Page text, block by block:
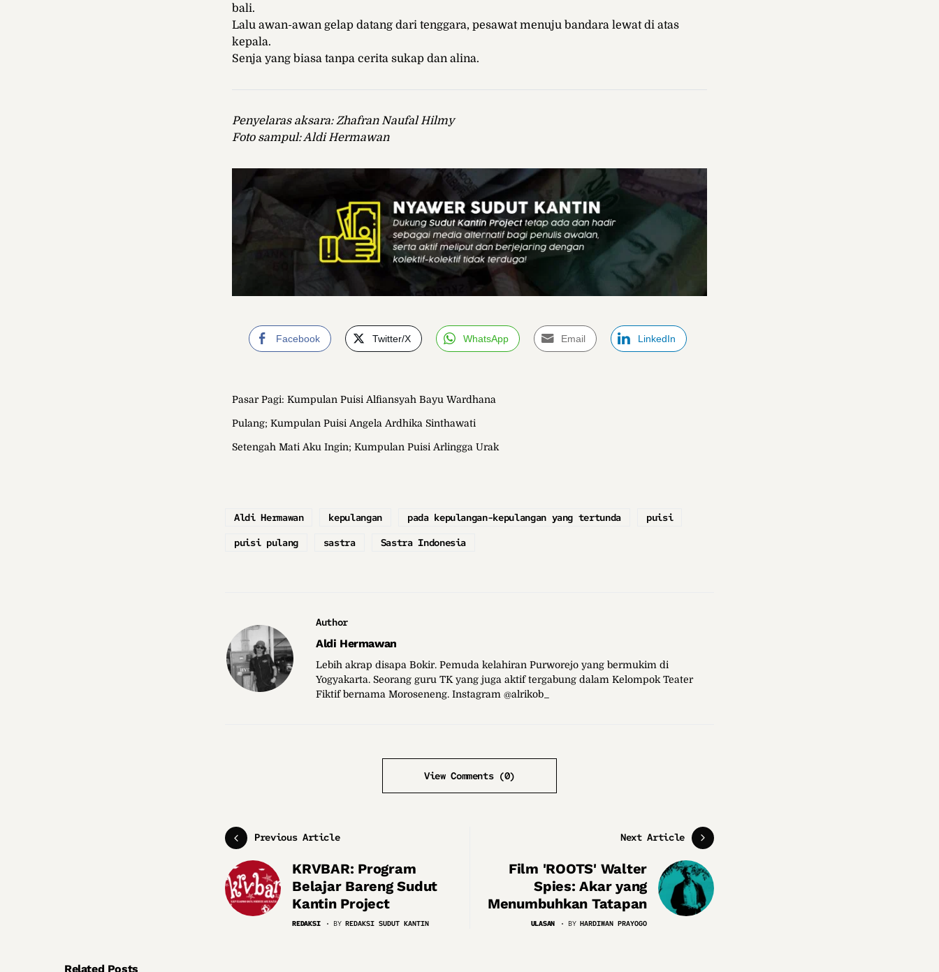
bali.
Lalu awan-awan gelap datang dari tenggara, pesawat menuju bandara lewat di atas
kepala.
Senja yang biasa tanpa cerita sukap dan alina.
Penyelaras aksara: Zhafran Naufal Hilmy
Foto sampul: Aldi Hermawan
Facebook Twitter/X WhatsApp Email LinkedIn
Pasar Pagi: Kumpulan Puisi Alfiansyah Bayu Wardhana
Pulang; Kumpulan Puisi Angela Ardhika Sinthawati
Setengah Mati Aku Ingin; Kumpulan Puisi Arlingga Urak
Aldi Hermawan kepulangan pada kepulangan-kepulangan yang tertunda
puisi
puisi pulang
sastra Sastra Indonesia
Author
Aldi Hermawan
Lebih akrap disapa Bokir. Pemuda kelahiran Purworejo yang bermukim di
Yogyakarta. Seorang guru TK yang juga aktif tergabung dalam Kelompok Teater
Fiktif bernama Moroseneng. Instagram @alrikob_
View Comments (0)
Previous Article
KRVBAR: Program
Belajar Bareng Sudut
Kantin Project
REDAKSI BY REDAKSI SUDUT KANTIN
Next Article
Film 'ROOTS' Walter
Spies: Akar yang
Menumbuhkan Tatapan
ULASAN BY HARDIWAN PRAYOGO
Related Posts